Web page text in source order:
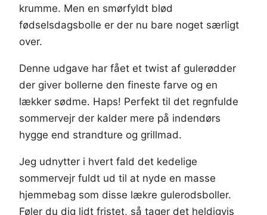
krumme. Men en smørfyldt blød
fødselsdagsbolle er der nu bare noget særligt
over.
Denne udgave har fået et twist af gulerødder
der giver bollerne den fineste farve og en
lækker sødme. Haps! Perfekt til det regnfulde
sommervejr der kalder mere på indendørs
hygge end strandture og grillmad.
Jeg udnytter i hvert fald det kedelige
sommervejr fuldt ud til at nyde en masse
hjemmebag som disse lækre gulerodsboller.
Føler du dig lidt fristet, så tager det heldigvis